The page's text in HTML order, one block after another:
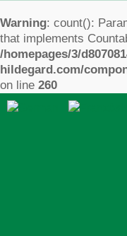
Warning: count():
that implements
/homepages/3/
hildegard.com/
on line 260